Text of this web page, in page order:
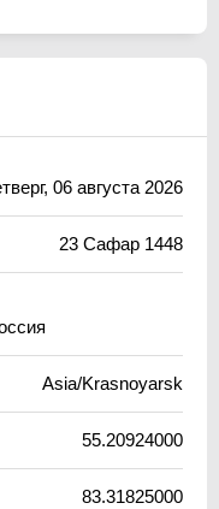
06 августа 2026
23 Сафар 1448
Asia/Krasnoyarsk
55.20924000
83.31825000